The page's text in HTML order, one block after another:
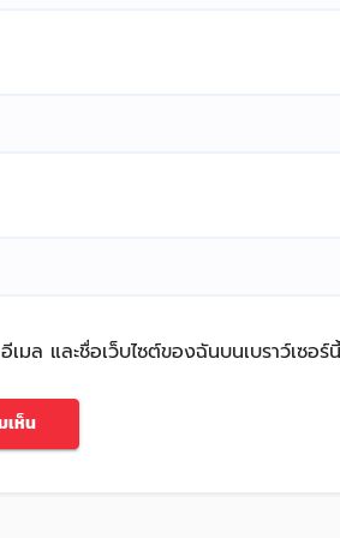
มล และชื่อเว็บไซต์ของฉันบนเบราว์เซอ